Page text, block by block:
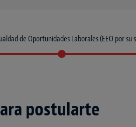
de Oportunidades Laborales (EEO por su
postularte